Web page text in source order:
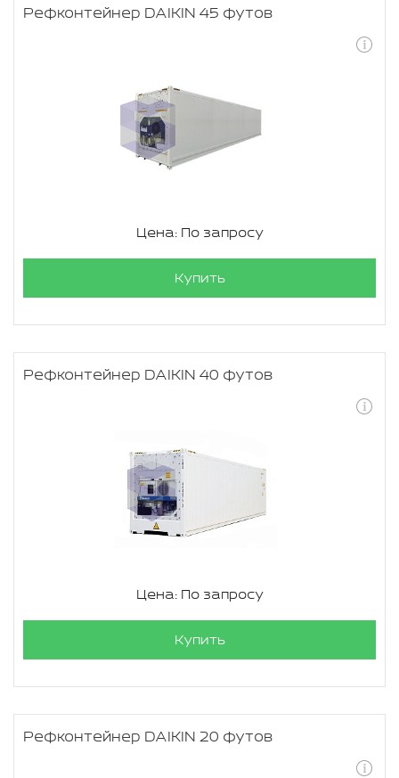
Рефконтейнер DAIKIN 45 футов
Цена: По запросу
Купить
Рефконтейнер DAIKIN 40 футов
Цена: По запросу
Купить
Рефконтейнер DAIKIN 20 футов